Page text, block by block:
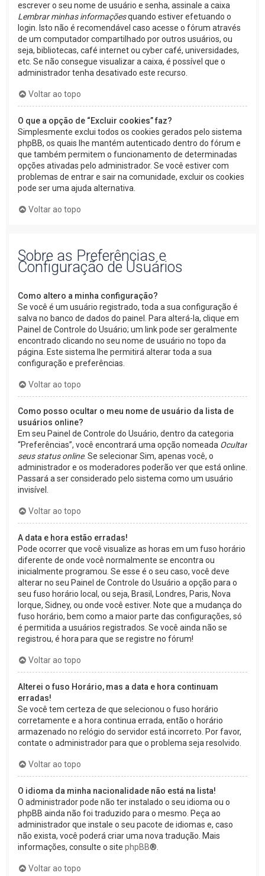
escrever o seu nome de usuário e senha, assinale a caixa
Lembrar minhas informaçõesquando estiver efetuando o
login. Isto não é recomendável caso acesse o fórum através
de um computador compartilhado por outros usuários, ou
seja, bibliotecas, café internet ou cyber café, universidades,
etc. Se não consegue visualizar a caixa, é possível que o
administrador tenha desativado este recurso.
Voltar ao topo
O que a opção de “Excluir cookies” faz?
Simplesmente exclui todos os cookies gerados pelo sistema
phpBB, os quais lhe mantém autenticado dentro do fórum e
que também permitem o funcionamento de determinadas
opções ativadas pelo administrador. Se você estiver com
problemas de entrar e sair na comunidade, excluir os cookies
pode ser uma ajuda alternativa.
Voltar ao topo
Sobre as Preferências e
Configuração de Usuários
Como altero a minha configuração?
Se você é um usuário registrado, toda a sua configuração é
salva no banco de dados do painel. Para alterá-la, clique em
Painel de Controle do Usuário; um link pode ser geralmente
encontrado clicando no seu nome de usuário no topo da
página. Este sistema lhe permitirá alterar toda a sua
configuração e preferências.
Voltar ao topo
Como posso ocultar o meu nome de usuário da lista de
usuários online?
Em seu Painel de Controle do Usuário, dentro da categoria
“Preferências”, você encontrará uma opção nomeada Ocultar
seus status online. Se selecionar Sim, apenas você, o
administrador e os moderadores poderão ver que está online.
Passará a ser considerado pelo sistema como um usuário
invisível.
Voltar ao topo
A data e hora estão erradas!
Pode ocorrer que você visualize as horas em um fuso horário
diferente de onde você normalmente se encontra ou
inicialmente programou. Se esse é o seu caso, você deve
alterar no seu Painel de Controle do Usuário a opção para o
seu fuso horário local, ou seja, Brasil, Londres, Paris, Nova
Iorque, Sidney, ou onde você estiver. Note que a mudança do
fuso horário, bem como a maior parte das configurações, só
é permitida a usuários registrados. Se você ainda não se
registrou, é hora para que se registre no fórum!
Voltar ao topo
Alterei o fuso Horário, mas a data e hora continuam
erradas!
Se você tem certeza de que selecionou o fuso horário
corretamente e a hora continua errada, então o horário
armazenado no relógio do servidor está incorreto. Por favor,
contate o administrador para que o problema seja resolvido.
Voltar ao topo
O idioma da minha nacionalidade não está na lista!
O administrador pode não ter instalado o seu idioma ou o
phpBB ainda não foi traduzido para o mesmo. Peça ao
administrador que instale o seu pacote de idiomas e, caso
não exista, você poderá criar uma nova tradução. Mais
informações, consulte o site phpBB®.
Voltar ao topo